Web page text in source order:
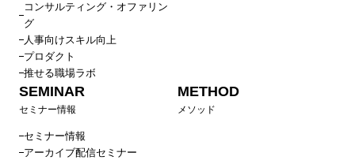
Cocolaboを活用した管理職主導型組織開発
90日で成果を出すマネジャーへ 新任管理職研修
エンゲージメントが高いチームを作るための、伴走型管理
職プログラム（管理職研修・マネジメント研修）
エンゲージメントを高めるための1on1実践プログラム
中途入社者のオンボーディングを成功させるポイント ～
コンサルティング・オファリン
グ
人事向けスキル向上
プロダクト
推せる職場ラボ
SEMINAR
セミナー情報
セミナー情報
アーカイブ配信セミナー
METHOD
メソッド